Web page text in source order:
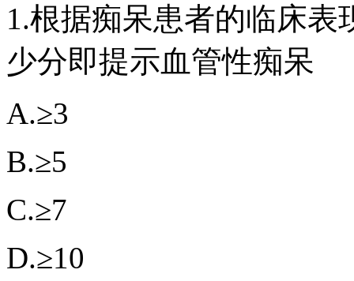
1.根据痴呆患者的临床表
少分即提示血管性痴呆
A.≥3
B.≥5
C.≥7
D.≥10